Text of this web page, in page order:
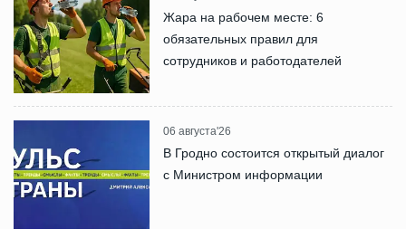
Жара на рабочем месте: 6
обязательных правил для
сотрудников и работодателей
06 августа'26
В Гродно состоится открытый диалог
с Министром информации